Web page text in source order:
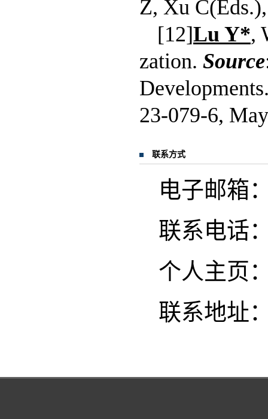
Z, Xu
[12]Lu Y*,
zation. Source
23-079-6,
联系方式
电子邮箱
联系电话
个人主页
联系地址